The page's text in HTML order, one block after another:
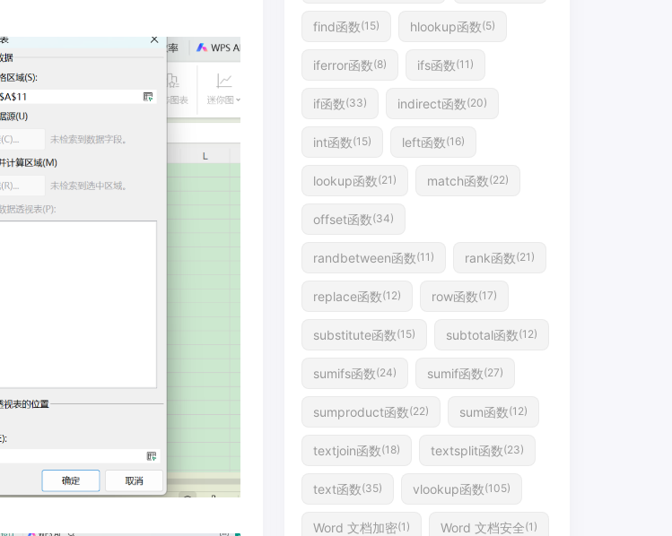
find函数(15) hlookup函数(5)
iferror函数(8) ifs函数(11)
if函数(33) indirect函数(20)
int函数(15) left函数(16)
lookup函数(21) match函数(22)
offset函数(34)
randbetween函数(11) rank函数(21)
replace函数(12) row函数(17)
substitute函数(15) subtotal函数(12)
sumifs函数(24) sumif函数(27)
sumproduct函数(22) sum函数(12)
textjoin函数(18) textsplit函数(23)
text函数(35) vlookup函数(105)
Word 文档加密(1) Word 文档安全(1)